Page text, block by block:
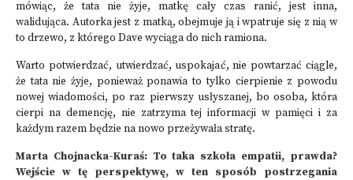
mówiąc, że tata nie żyje, matkę cały czas ranić, jest inna,
walidująca. Autorka jest z matką, obejmuje ją i wpatruje się z nią w
to drzewo, z którego Dave wyciąga do nich ramiona.
Warto potwierdzać, utwierdzać, uspokajać, nie powtarzać ciągle,
że tata nie żyje, ponieważ ponawia to tylko cierpienie z powodu
nowej wiadomości, po raz pierwszy usłyszanej, bo osoba, która
cierpi na demencję, nie zatrzyma tej informacji w pamięci i za
każdym razem będzie na nowo przeżywała stratę.
Marta Chojnacka-Kuraś: To taka szkoła empatii, prawda?
Wejście w tę perspektywę, w ten sposób postrzegania